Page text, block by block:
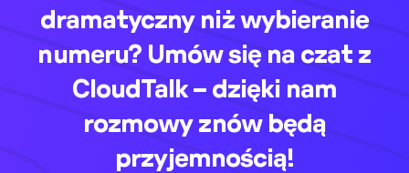
dramatyczny niż wybieranie
numeru? Umów się na czat z
CloudTalk – dzięki nam
rozmowy znów będą
przyjemnością!